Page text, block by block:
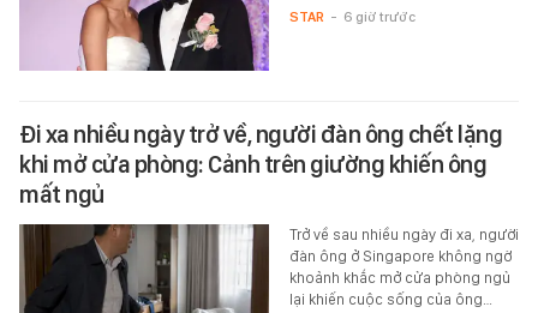
STAR - 6 giờ trước
Đi xa nhiều ngày trở về, người đàn ông chết lặng
khi mở cửa phòng: Cảnh trên giường khiến ông
mất ngủ
Trở về sau nhiều ngày đi xa, người
đàn ông ở Singapore không ngờ
khoảnh khắc mở cửa phòng ngủ
lại khiến cuộc sống của ông…